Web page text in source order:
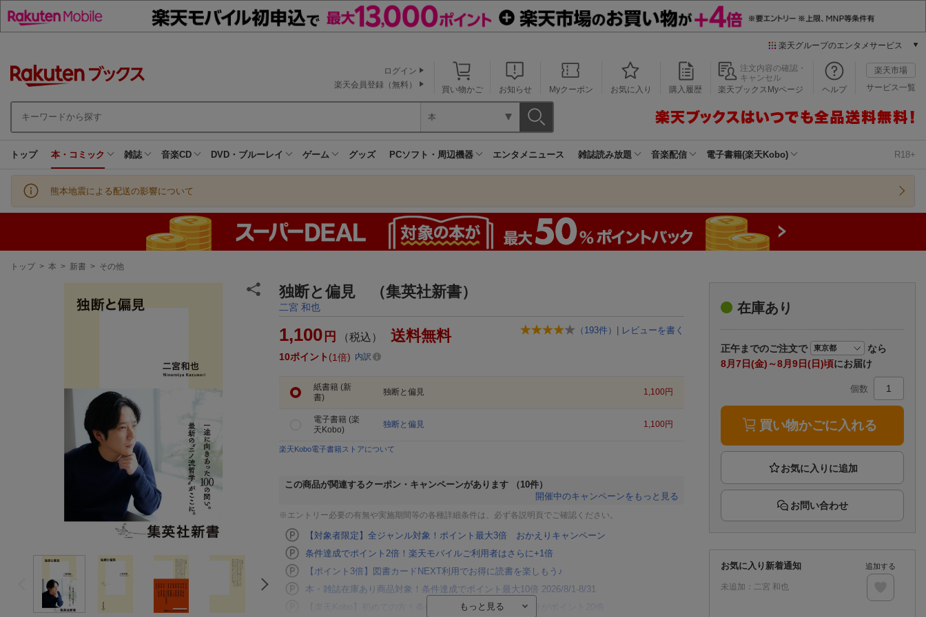
楽天グループのエンタメサービス
本/ゲーム/CD/DVD
楽天ブックス
楽天Kobo
エンタメニュース
推し楽
買い物かご お知らせ Myクーポン お気に入り 購入履歴
注文内容の確認・
キャンセル
楽天ブックスMyページ
ヘルプ
楽天市場
サービス一覧
ログイン
楽天会員登録（無料）
本
トップ 本・コミック 雑誌 音楽CD DVD・ブルーレイ ゲーム グッズ PCソフト・周辺機器 エンタメニュース 雑誌読み放題 音楽配信 電子書籍(楽天Kobo) R18+
熊本地震による配送の影響について
現
トップ > 本 > 新書 > その他
独断と偏見 （集英社新書）
二宮 和也
（ 193件） | レビューを書く
1,100 円 （税込） 送料無料
10ポイント 1倍 内訳
紙書籍 (新
書)
独断と偏見 1,100円
電子書籍 (楽
天Kobo)
独断と偏見 1,100円
楽天Kobo電子書籍ストアについて
この商品が関連するクーポン・キャンペーンがあります
（10件）
開催中のキャンペーンをもっと見る
※エントリー必要の有無や実施期間等の各種詳細条件は、必ず各説明頁でご確認ください。
【対象者限定】全ジャンル対象！ポイント最大3倍 おかえりキャンペーン
条件達成でポイント2倍！楽天モバイルご利用者はさらに+1倍
【ポイント3倍】図書カードNEXT利用でお得に読書を楽しもう♪
本・雑誌在庫あり商品対象！条件達成でポイント最大10倍 2026/8/1-8/31
【楽天Kobo】初めての方！条件達成で楽天ブックス購入分がポイント20倍
在庫あり
正午までのご注文で
なら
8月7日(金)～8月9日(日)頃にお届け
個数
買い物かごに入れる
お問い合わせ
お気に入り新着通知
未追加： 二宮 和也
追加する